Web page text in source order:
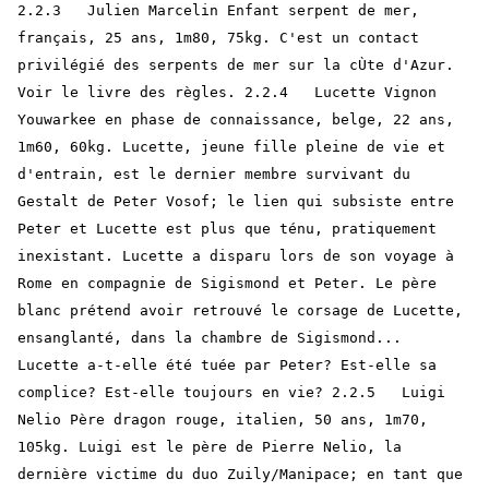
2.2.3 Julien Marcelin Enfant serpent de mer,
français, 25 ans, 1m80, 75kg. C'est un contact
privilégié des serpents de mer sur la cÙte d'Azur.
Voir le livre des règles. 2.2.4 Lucette Vignon
Youwarkee en phase de connaissance, belge, 22 ans,
1m60, 60kg. Lucette, jeune fille pleine de vie et
d'entrain, est le dernier membre survivant du
Gestalt de Peter Vosof; le lien qui subsiste entre
Peter et Lucette est plus que ténu, pratiquement
inexistant. Lucette a disparu lors de son voyage à
Rome en compagnie de Sigismond et Peter. Le père
blanc prétend avoir retrouvé le corsage de Lucette,
ensanglanté, dans la chambre de Sigismond...
Lucette a-t-elle été tuée par Peter? Est-elle sa
complice? Est-elle toujours en vie? 2.2.5 Luigi
Nelio Père dragon rouge, italien, 50 ans, 1m70,
105kg. Luigi est le père de Pierre Nelio, la
dernière victime du duo Zuily/Manipace; en tant que